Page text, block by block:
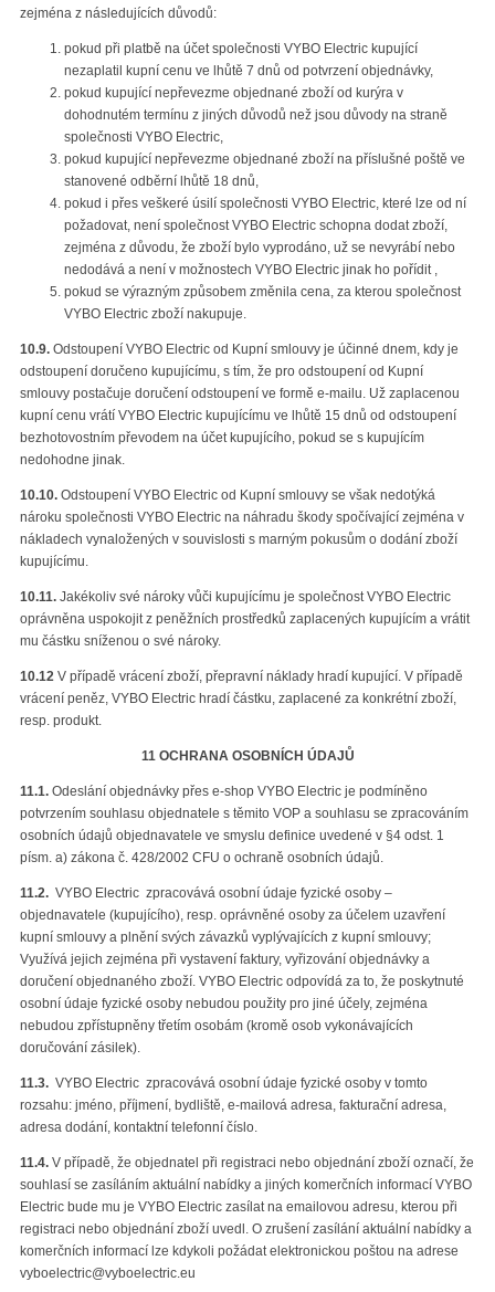
zejména z následujících důvodů:
pokud při platbě na účet společnosti VYBO Electric kupující
nezaplatil kupní cenu ve lhůtě 7 dnů od potvrzení objednávky,
pokud kupující nepřevezme objednané zboží od kurýra v
dohodnutém termínu z jiných důvodů než jsou důvody na straně
společnosti VYBO Electric,
pokud kupující nepřevezme objednané zboží na příslušné poště ve
stanovené odběrní lhůtě 18 dnů,
pokud i přes veškeré úsilí společnosti VYBO Electric, které lze od ní
požadovat, není společnost VYBO Electric schopna dodat zboží,
zejména z důvodu, že zboží bylo vyprodáno, už se nevyrábí nebo
nedodává a není v možnostech VYBO Electric jinak ho pořídit ,
pokud se výrazným způsobem změnila cena, za kterou společnost
VYBO Electric zboží nakupuje.
10.9. Odstoupení VYBO Electric od Kupní smlouvy je účinné dnem, kdy je
odstoupení doručeno kupujícímu, s tím, že pro odstoupení od Kupní
smlouvy postačuje doručení odstoupení ve formě e-mailu. Už zaplacenou
kupní cenu vrátí VYBO Electric kupujícímu ve lhůtě 15 dnů od odstoupení
bezhotovostním převodem na účet kupujícího, pokud se s kupujícím
nedohodne jinak.
10.10. Odstoupení VYBO Electric od Kupní smlouvy se však nedotýká
nároku společnosti VYBO Electric na náhradu škody spočívající zejména v
nákladech vynaložených v souvislosti s marným pokusům o dodání zboží
kupujícímu.
10.11. Jakékoliv své nároky vůči kupujícímu je společnost VYBO Electric
oprávněna uspokojit z peněžních prostředků zaplacených kupujícím a vrátit
mu částku sníženou o své nároky.
10.12 V případě vrácení zboží, přepravní náklady hradí kupující. V případě
vrácení peněz, VYBO Electric hradí částku, zaplacené za konkrétní zboží,
resp. produkt.
11 OCHRANA OSOBNÍCH ÚDAJŮ
11.1. Odeslání objednávky přes e-shop VYBO Electric je podmíněno
potvrzením souhlasu objednatele s těmito VOP a souhlasu se zpracováním
osobních údajů objednavatele ve smyslu definice uvedené v §4 odst. 1
písm. a) zákona č. 428/2002 CFU o ochraně osobních údajů.
11.2. VYBO Electric zpracovává osobní údaje fyzické osoby –
objednavatele (kupujícího), resp. oprávněné osoby za účelem uzavření
kupní smlouvy a plnění svých závazků vyplývajících z kupní smlouvy;
Využívá jejich zejména při vystavení faktury, vyřizování objednávky a
doručení objednaného zboží. VYBO Electric odpovídá za to, že poskytnuté
osobní údaje fyzické osoby nebudou použity pro jiné účely, zejména
nebudou zpřístupněny třetím osobám (kromě osob vykonávajících
doručování zásilek).
11.3. VYBO Electric zpracovává osobní údaje fyzické osoby v tomto
rozsahu: jméno, příjmení, bydliště, e-mailová adresa, fakturační adresa,
adresa dodání, kontaktní telefonní číslo.
11.4. V případě, že objednatel při registraci nebo objednání zboží označí, že
souhlasí se zasíláním aktuální nabídky a jiných komerčních informací VYBO
Electric bude mu je VYBO Electric zasílat na emailovou adresu, kterou při
registraci nebo objednání zboží uvedl. O zrušení zasílání aktuální nabídky a
komerčních informací lze kdykoli požádat elektronickou poštou na adrese
vyboelectric@vyboelectric.eu